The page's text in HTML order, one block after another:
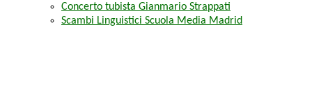
Concerto tubista Gianmario Strappati
Scambi Linguistici Scuola Media Madrid